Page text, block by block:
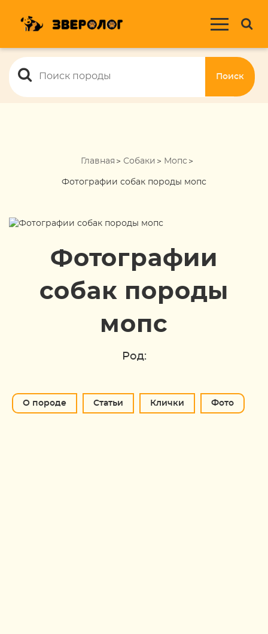
Поиск
Главная Собаки Мопс
Фотографии собак породы мопс
Фотографии
собак породы
мопс
Род:
О породе Статьи Клички Фото